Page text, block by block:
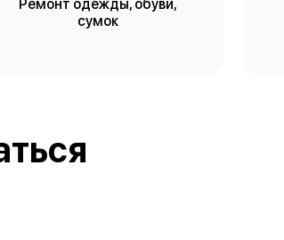
Ремонт одежды, обуви,
сумок